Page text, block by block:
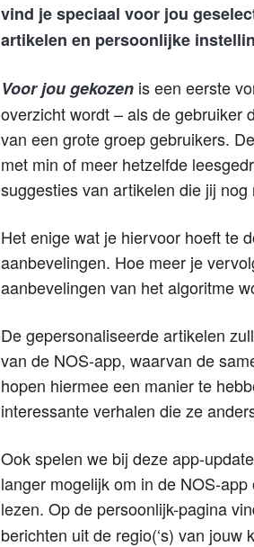
vind je speciaal voor jou
artikelen en persoonlijke
Voor jou gekozen is een eerste
overzicht wordt – als de gebruiker
van een grote groep gebruikers.
met min of meer hetzelfde
suggesties van artikelen die jij
Het enige wat je hiervoor hoeft te
aanbevelingen. Hoe meer je
aanbevelingen van het algoritme
De gepersonaliseerde artikelen
van de NOS-app, waarvan de
hopen hiermee een manier te
interessante verhalen die ze
Ook spelen we bij deze app-
langer mogelijk om in de NOS-
lezen. Op de persoonlijk-pagina
berichten uit de regio(‘s) van jouw